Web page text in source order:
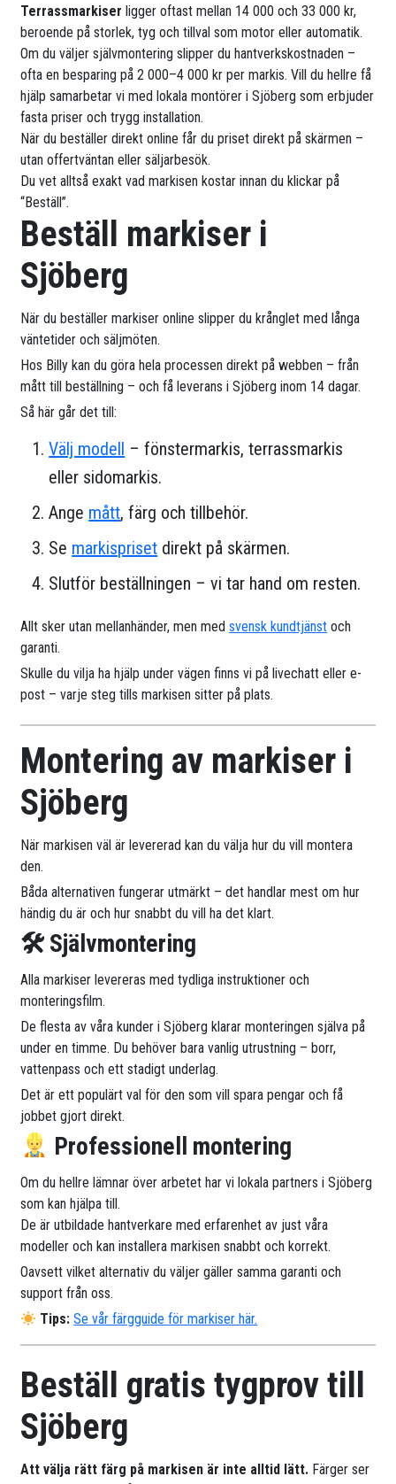
Terrassmarkiser ligger oftast mellan 14 000 och 33 000 kr,
beroende på storlek, tyg och tillval som motor eller automatik.
Om du väljer självmontering slipper du hantverkskostnaden –
ofta en besparing på 2 000–4 000 kr per markis. Vill du hellre få
hjälp samarbetar vi med lokala montörer i Sjöberg som erbjuder
fasta priser och trygg installation.
När du beställer direkt online får du priset direkt på skärmen –
utan offertväntan eller säljarbesök.
Du vet alltså exakt vad markisen kostar innan du klickar på
“Beställ”.
Beställ markiser i
Sjöberg
När du beställer markiser online slipper du krånglet med långa
väntetider och säljmöten.
Hos Billy kan du göra hela processen direkt på webben – från
mått till beställning – och få leverans i Sjöberg inom 14 dagar.
Så här går det till:
Välj modell – fönstermarkis, terrassmarkis
eller sidomarkis.
Ange mått, färg och tillbehör.
Se markispriset direkt på skärmen.
Slutför beställningen – vi tar hand om resten.
Allt sker utan mellanhänder, men medsvensk kundtjänst och
garanti.
Skulle du vilja ha hjälp under vägen finns vi på livechatt eller e-
post – varje steg tills markisen sitter på plats.
Montering av markiser i
Sjöberg
När markisen väl är levererad kan du välja hur du vill montera
den.
Båda alternativen fungerar utmärkt – det handlar mest om hur
händig du är och hur snabbt du vill ha det klart.
🛠 Självmontering
Alla markiser levereras med tydliga instruktioner och
monteringsfilm.
De flesta av våra kunder i Sjöberg klarar monteringen själva på
under en timme. Du behöver bara vanlig utrustning – borr,
vattenpass och ett stadigt underlag.
Det är ett populärt val för den som vill spara pengar och få
jobbet gjort direkt.
Professionell montering
Om du hellre lämnar över arbetet har vi lokala partners i Sjöberg
som kan hjälpa till.
De är utbildade hantverkare med erfarenhet av just våra
modeller och kan installera markisen snabbt och korrekt.
Oavsett vilket alternativ du väljer gäller samma garanti och
support från oss.
Tips: Se vår färgguide för markiser här.
Beställ gratis tygprov till
Sjöberg
Att välja rätt färg på markisen är inte alltid lätt. Färger ser